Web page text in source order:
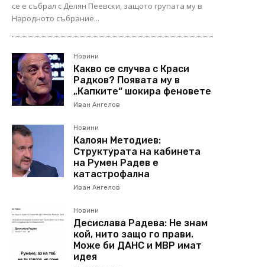
се е събрал с Делян Пеевски, защото групата му в
Народното събрание...
Новини
Какво се случва с Краси
Радков? Появата му в
„Капките“ шокира феновете
Иван Ангелов
Новини
Калоян Методиев:
Структурата на кабинета
на Румен Радев е
катастрофална
Иван Ангелов
Новини
Десислава Радева: Не знам
кой, нито защо го прави.
Може би ДАНС и МВР имат
идея